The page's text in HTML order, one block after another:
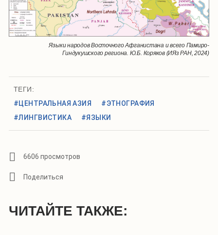
Языки народов Восточного Афганистана и всего Памиро-
Гиндукушского региона. Ю.Б. Коряков (ИЯз РАН, 2024)
ТЕГИ:
#ЦЕНТРАЛЬНАЯ АЗИЯ
#ЭТНОГРАФИЯ
#ЛИНГВИСТИКА
#ЯЗЫКИ
6606 просмотров
ЧИТАЙТЕ ТАКЖЕ: